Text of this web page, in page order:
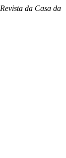
Revista da Casa da